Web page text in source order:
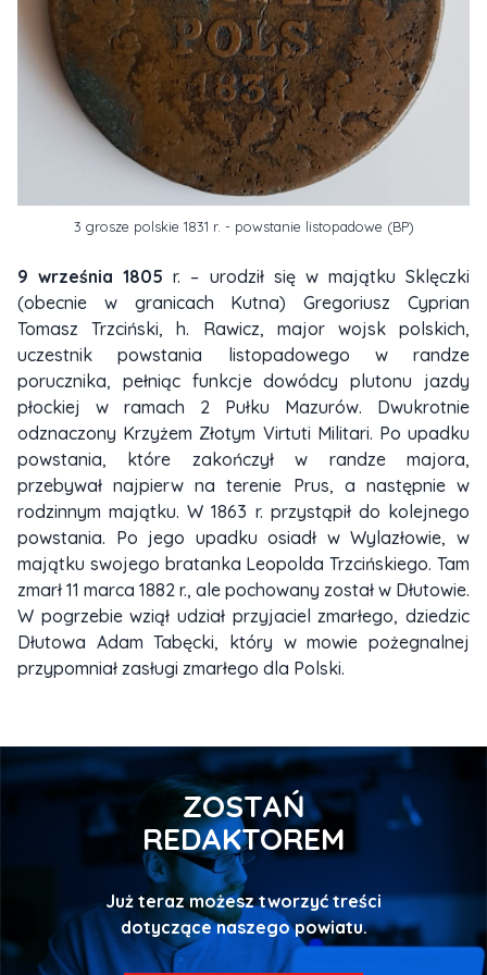
3 grosze polskie 1831 r. - powstanie listopadowe (BP)
9 września 1805 r. – urodził się w majątku Sklęczki
(obecnie w granicach Kutna) Gregoriusz Cyprian
Tomasz Trzciński, h. Rawicz, major wojsk polskich,
uczestnik powstania listopadowego w randze
porucznika, pełniąc funkcje dowódcy plutonu jazdy
płockiej w ramach 2 Pułku Mazurów. Dwukrotnie
odznaczony Krzyżem Złotym Virtuti Militari. Po upadku
powstania, które zakończył w randze majora,
przebywał najpierw na terenie Prus, a następnie w
rodzinnym majątku. W 1863 r. przystąpił do kolejnego
powstania. Po jego upadku osiadł w Wylazłowie, w
majątku swojego bratanka Leopolda Trzcińskiego. Tam
zmarł 11 marca 1882 r., ale pochowany został w Dłutowie.
W pogrzebie wziął udział przyjaciel zmarłego, dziedzic
Dłutowa Adam Tabęcki, który w mowie pożegnalnej
przypomniał zasługi zmarłego dla Polski.
ZOSTAŃ
REDAKTOREM
Już teraz możesz tworzyć treści
dotyczące naszego powiatu.